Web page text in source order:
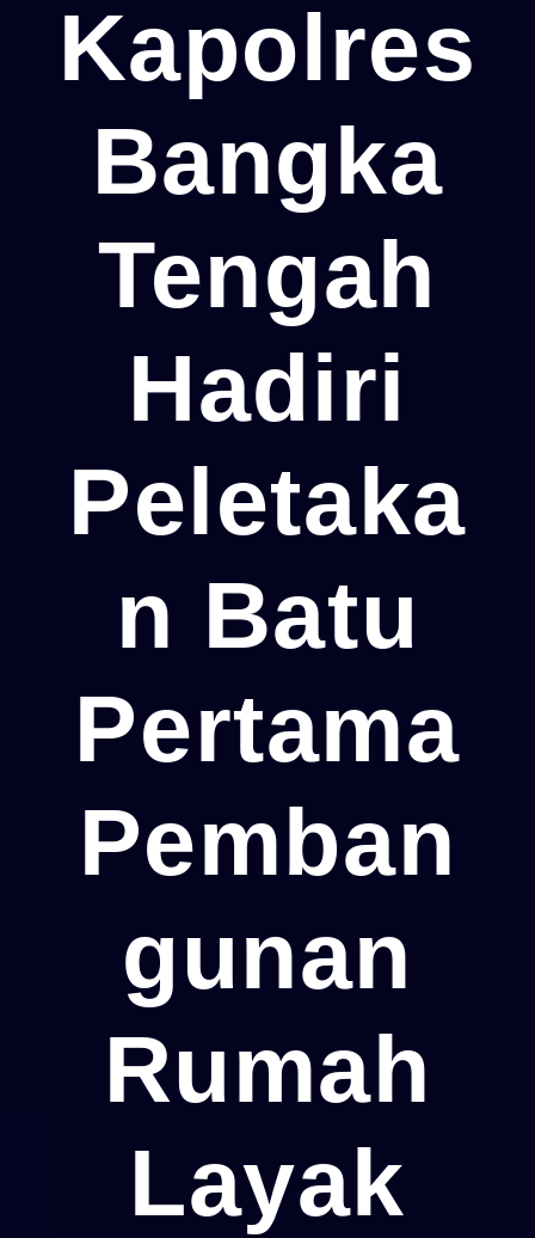
Kapolres
Bangka
Tengah
Hadiri
Peletaka
N Batu
Pertama
Pemban
Gunan
Rumah
Layak